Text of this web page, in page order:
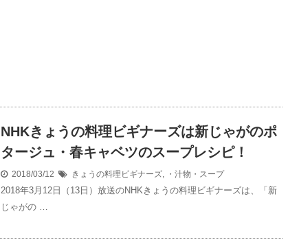
NHKきょうの料理ビギナーズは新じゃがのポ
タージュ・春キャベツのスープレシピ！
2018/03/12 きょうの料理ビギナーズ, ・汁物・スープ
2018年3月12日（13日）放送のNHKきょうの料理ビギナーズは、「新
じゃがの …